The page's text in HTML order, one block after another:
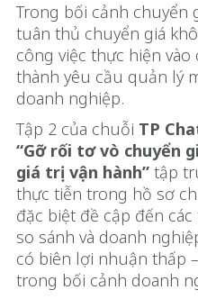
Trong bối cảnh chuyển
tuân thủ chuyển giá
công việc thực hiện
thành yêu cầu quản lý
doanh nghiệp.
Tập 2 của chuỗi TP
“Gỡ rối tơ vò chuyển
giá trị vận hành” tập
thực tiễn trong hồ sơ
đặc biệt đề cập đến
so sánh và doanh
có biên lợi nhuận thấp
trong bối cảnh doanh